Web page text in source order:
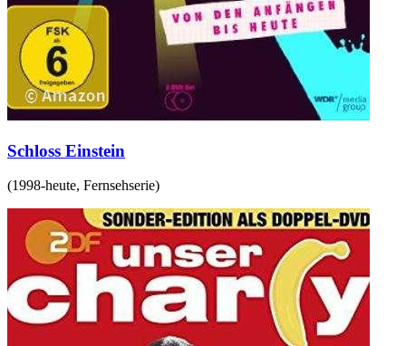
Schloss Einstein
(1998-heute, Fernsehserie)